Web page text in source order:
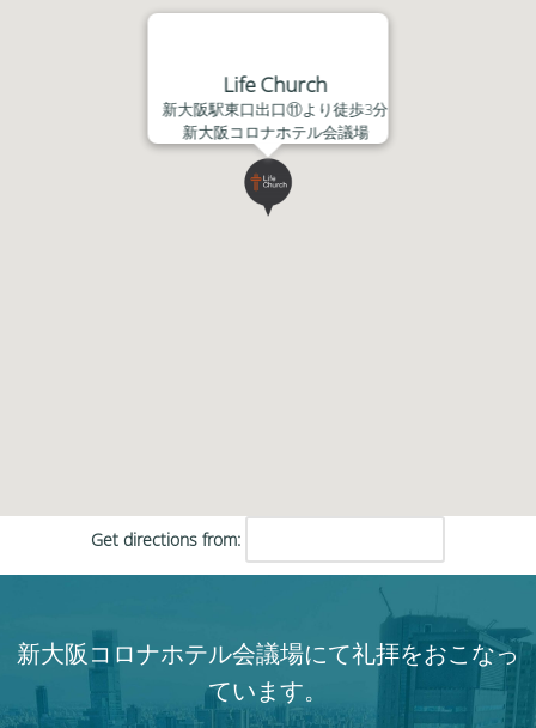
Life Church
新大阪駅東口出口⑪より徒歩3分
新大阪コロナホテル会議場
Get directions from:
新大阪コロナホテル会議場にて礼拝をおこなっ
ています。